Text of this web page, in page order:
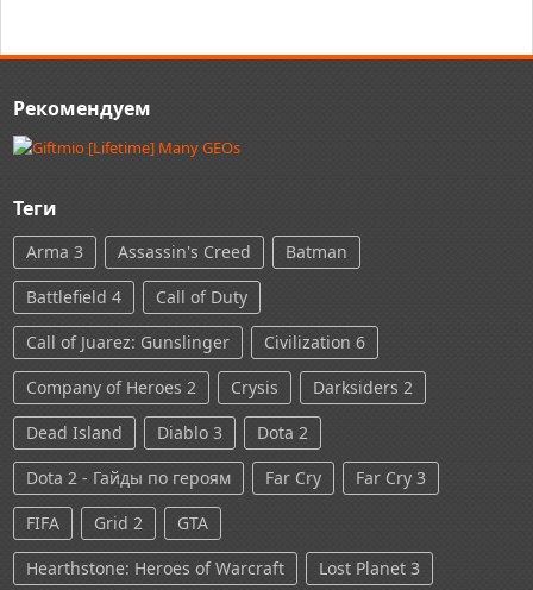
Рекомендуем
Теги
Arma 3 Assassin's Creed
Batman
Battlefield 4
Call of Duty
Call of Juarez: Gunslinger
Civilization 6
Company of Heroes 2
Crysis
Darksiders 2
Dead Island
Diablo 3
Dota 2
Dota 2 - Гайды по героям
Far Cry
Far Cry 3
FIFA
Grid 2
GTA
Hearthstone: Heroes of Warcraft
Lost Planet 3